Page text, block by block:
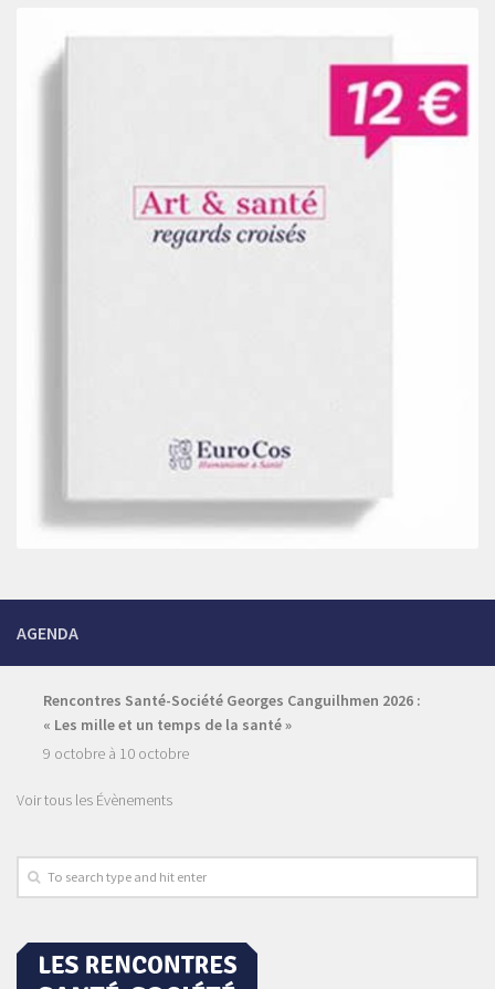
AGENDA
Rencontres Santé-Société Georges Canguilhmen 2026 :
« Les mille et un temps de la santé »
9 octobre à 10 octobre
Voir tous les Évènements